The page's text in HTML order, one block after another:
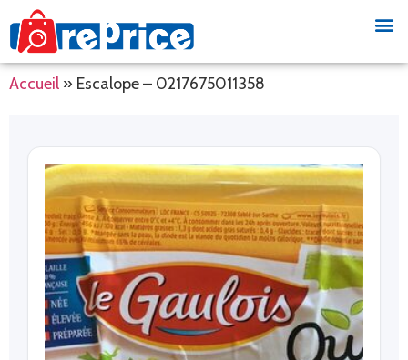
Accueil » Escalope – 0217675011358